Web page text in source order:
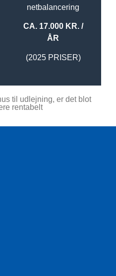
netbalancering
CA. 17.000 KR. /
ÅR
(2025 PRISER)
til udlejning, er det blot
rentabelt